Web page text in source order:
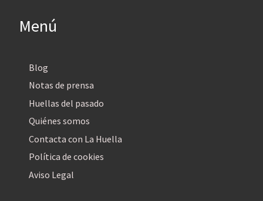
Menú
Blog
Notas de prensa
Huellas del pasado
Quiénes somos
Contacta con La Huella
Política de cookies
Aviso Legal